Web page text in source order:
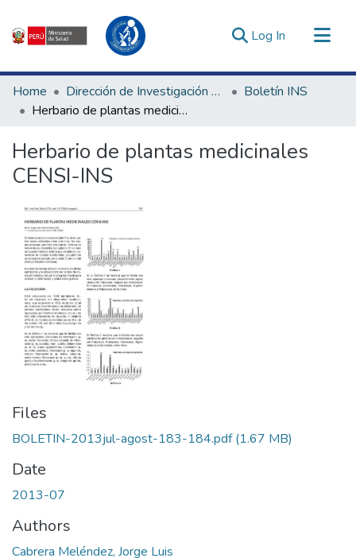
Log In (current)
Communities & Collections
All of DSpace
Estadísticas Externas
Enlaces de interés ▾
Home Dirección de Investigación e Innovación en Salud
Boletín INS
Herbario de plantas medicinales CENSI-INS
Herbario de plantas medicinales
CENSI-INS
Files
BOLETIN-2013jul-agost-183-184.pdf(1.67 MB)
Date
2013-07
Authors
Cabrera Meléndez, Jorge Luis